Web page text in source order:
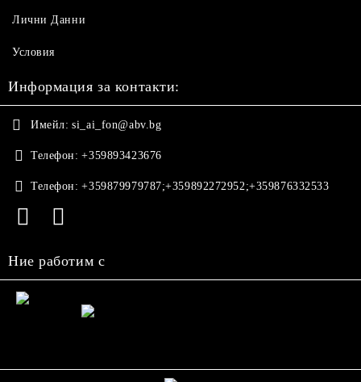
Лични Данни
Условия
Информация за контакти:
Имейл: si_ai_fon@abv.bg
Телефон: +359893423676
Телефон: +359879979787;+359892272952;+359876332533
Ние работим с